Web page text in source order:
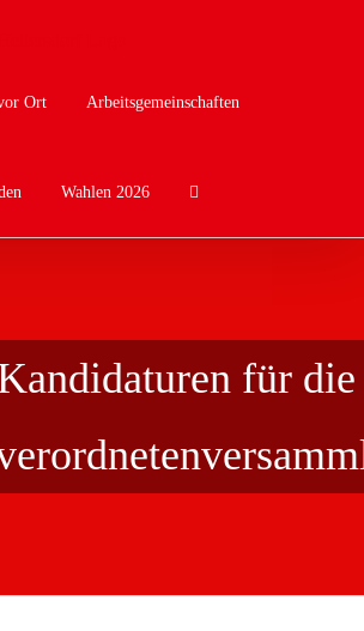
Ort Arbeitsgemeinschaften
Wahlen 2026
für die